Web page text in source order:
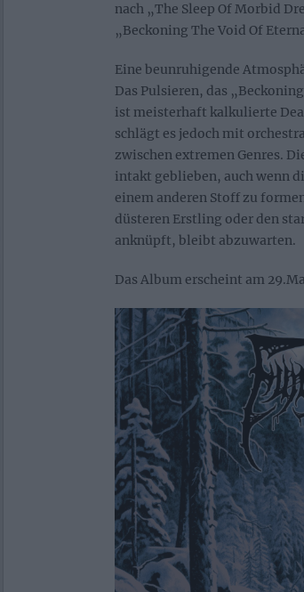
nach „The Sleep Of Morbid
„Beckoning The Void Of
Eine beunruhigende
Das Pulsieren, das
ist meisterhaft kalkulierte
schlägt es jedoch mit
zwischen extremen Genres.
intakt geblieben, auch wenn
einem anderen Stoff zu
düsteren Erstling oder den
anknüpft, bleibt abzuwarten.
Das Album erscheint am